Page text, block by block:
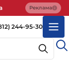
Реклама
244-95-30